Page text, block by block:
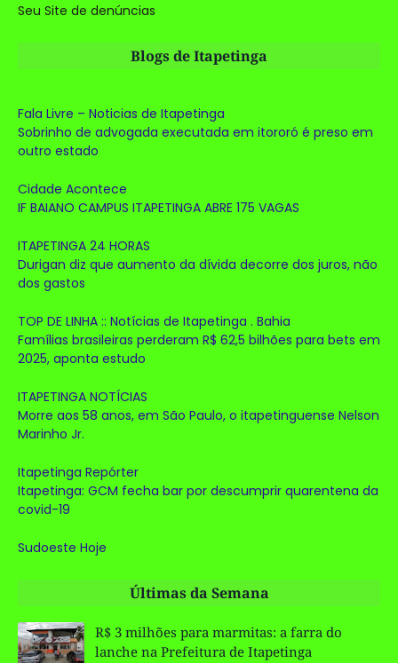
Seu Site de denúncias
Blogs de Itapetinga
Fala Livre – Noticias de Itapetinga
Sobrinho de advogada executada em itororó é preso em
outro estado
Cidade Acontece
IF BAIANO CAMPUS ITAPETINGA ABRE 175 VAGAS
ITAPETINGA 24 HORAS
Durigan diz que aumento da dívida decorre dos juros, não
dos gastos
TOP DE LINHA :: Notícias de Itapetinga . Bahia
Famílias brasileiras perderam R$ 62,5 bilhões para bets em
2025, aponta estudo
ITAPETINGA NOTÍCIAS
Morre aos 58 anos, em São Paulo, o itapetinguense Nelson
Marinho Jr.
Itapetinga Repórter
Itapetinga: GCM fecha bar por descumprir quarentena da
covid-19
Sudoeste Hoje
Últimas da Semana
R$ 3 milhões para marmitas: a farra do
lanche na Prefeitura de Itapetinga